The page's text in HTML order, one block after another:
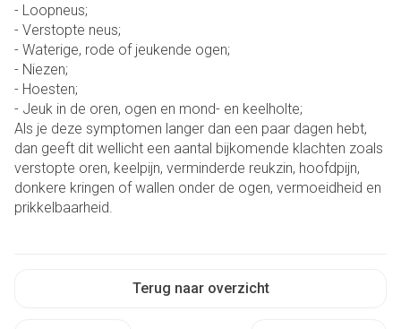
- Loopneus;
- Verstopte neus;
- Waterige, rode of jeukende ogen;
- Niezen;
- Hoesten;
- Jeuk in de oren, ogen en mond- en keelholte;
Als je deze symptomen langer dan een paar dagen hebt,
dan geeft dit wellicht een aantal bijkomende klachten zoals
verstopte oren, keelpijn, verminderde reukzin, hoofdpijn,
donkere kringen of wallen onder de ogen, vermoeidheid en
prikkelbaarheid.
Terug naar overzicht